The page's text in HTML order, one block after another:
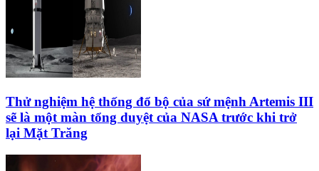
Thử nghiệm hệ thống đổ bộ của sứ mệnh Artemis III
sẽ là một màn tổng duyệt của NASA trước khi trở
lại Mặt Trăng